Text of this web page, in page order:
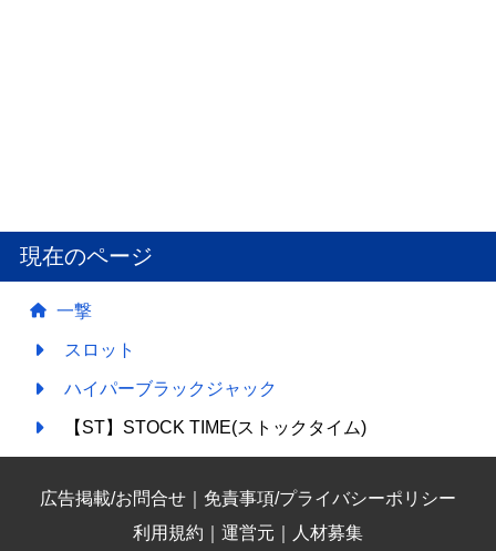
現在のページ
一撃
スロット
ハイパーブラックジャック
【ST】STOCK TIME(ストックタイム)
広告掲載/お問合せ ｜ 免責事項/プライバシーポリシー
利用規約 ｜ 運営元 ｜ 人材募集